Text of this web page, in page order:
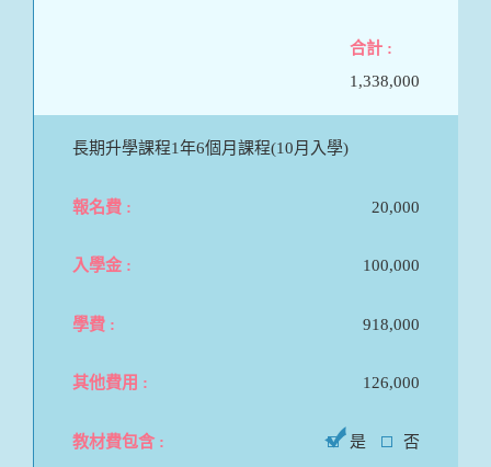
1,338,000
長期升學課程1年6個月課程(10月入學)
20,000
100,000
918,000
126,000
是 否